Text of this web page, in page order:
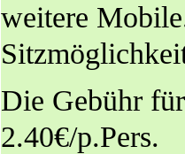
weitere
Die Gebühr
2.40€/p.Pers.